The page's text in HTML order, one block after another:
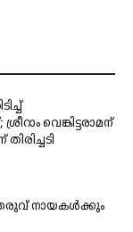
വെങ്കിട്ടരാമന്
നായകൾക്കും